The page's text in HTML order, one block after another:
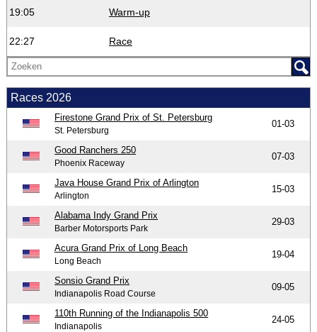
19:05 Warm-up
22:27 Race
Races 2026
Firestone Grand Prix of St. Petersburg
St. Petersburg
01-03
Good Ranchers 250
Phoenix Raceway
07-03
Java House Grand Prix of Arlington
Arlington
15-03
Alabama Indy Grand Prix
Barber Motorsports Park
29-03
Acura Grand Prix of Long Beach
Long Beach
19-04
Sonsio Grand Prix
Indianapolis Road Course
09-05
110th Running of the Indianapolis 500
Indianapolis
24-05